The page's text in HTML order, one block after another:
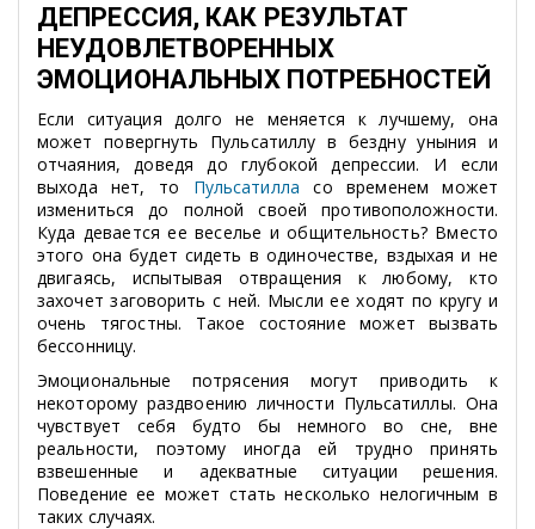
ДЕПРЕССИЯ, КАК РЕЗУЛЬТАТ
НЕУДОВЛЕТВОРЕННЫХ
ЭМОЦИОНАЛЬНЫХ ПОТРЕБНОСТЕЙ
Если ситуация долго не меняется к лучшему, она
может повергнуть Пульсатиллу в бездну уныния и
отчаяния, доведя до глубокой депрессии. И если
выхода нет, то Пульсатилла со временем может
измениться до полной своей противоположности.
Куда девается ее веселье и общительность? Вместо
этого она будет сидеть в одиночестве, вздыхая и не
двигаясь, испытывая отвращения к любому, кто
захочет заговорить с ней. Мысли ее ходят по кругу и
очень тягостны. Такое состояние может вызвать
бессонницу.
Эмоциональные потрясения могут приводить к
некоторому раздвоению личности Пульсатиллы. Она
чувствует себя будто бы немного во сне, вне
реальности, поэтому иногда ей трудно принять
взвешенные и адекватные ситуации решения.
Поведение ее может стать несколько нелогичным в
таких случаях.